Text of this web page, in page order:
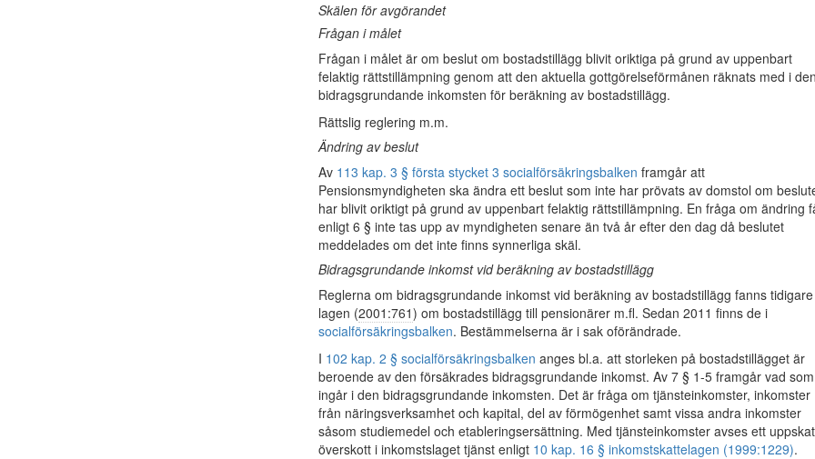
Skälen för avgörandet
Frågan i målet
Frågan i målet är om beslut om bostadstillägg blivit oriktiga på grund av uppenbart
felaktig rättstillämpning genom att den aktuella gottgörelseförmånen räknats med i den
bidragsgrundande inkomsten för beräkning av bostadstillägg.
Rättslig reglering m.m.
Ändring av beslut
Av 113 kap. 3 § första stycket 3 socialförsäkringsbalken framgår att
Pensionsmyndigheten ska ändra ett beslut som inte har prövats av domstol om
har blivit oriktigt på grund av uppenbart felaktig rättstillämpning. En fråga om ändring
enligt 6 § inte tas upp av myndigheten senare än två år efter den dag då beslutet
meddelades om det inte finns synnerliga skäl.
Bidragsgrundande inkomst vid beräkning av bostadstillägg
Reglerna om bidragsgrundande inkomst vid beräkning av bostadstillägg fanns
lagen (2001:761) om bostadstillägg till pensionärer m.fl. Sedan 2011 finns de i
socialförsäkringsbalken. Bestämmelserna är i sak oförändrade.
I 102 kap. 2 § socialförsäkringsbalken anges bl.a. att storleken på bostadstillägget är
beroende av den försäkrades bidragsgrundande inkomst. Av 7 § 1-5 framgår vad som
ingår i den bidragsgrundande inkomsten. Det är fråga om tjänsteinkomster, inkomster
från näringsverksamhet och kapital, del av förmögenhet samt vissa andra inkomster
såsom studiemedel och etableringsersättning. Med tjänsteinkomster avses ett
överskott i inkomstslaget tjänst enligt 10 kap. 16 § inkomstskattelagen (1999:1229).